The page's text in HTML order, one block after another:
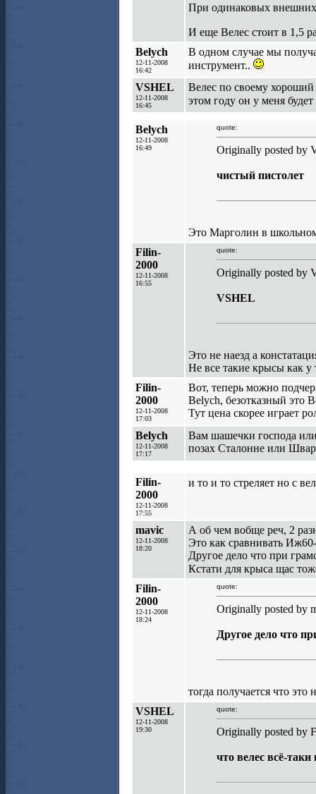
При одинаковых внешних
И еще Велес стоит в 1,5
Belych
12-11-2008
16:42
В одном случае мы
инструмент..
VSHEL
12-11-2008
16:45
Велес по своему хороший
этом году он у меня будет
Belych
12-11-2008
16:49
quote:
Originally posted by
чистый пистолет
Это Марголин в
Filin-
2000
12-11-2008
16:55
quote:
Originally posted by
VSHEL
Это не наезд а
Не все такие крысы как у
Filin-
2000
12-11-2008
17:03
Вот, теперь можно
Belych, безотказный это
Тут цена скорее играет
Belych
12-11-2008
17:17
Вам шашечки господа или
позах Сталонне или
Filin-
2000
12-11-2008
17:55
и то и то стреляет но с
mavic
12-11-2008
18:20
А об чем вобще реч, 2
Это как сравнивать
Другое дело что при
Кстати для крыса щас
Filin-
2000
12-11-2008
18:24
quote:
Originally posted by
Другое дело что
тогда получается что это
VSHEL
12-11-2008
19:30
quote:
Originally posted by
что велес всё-таки